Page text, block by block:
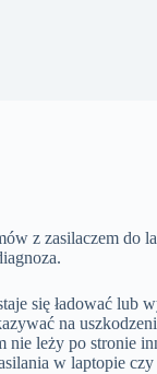
z zasilaczem do
się ładować lub
na
nie leży po stronie
w laptopie czy